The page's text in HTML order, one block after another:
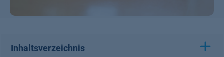
Inhaltsverzeichnis